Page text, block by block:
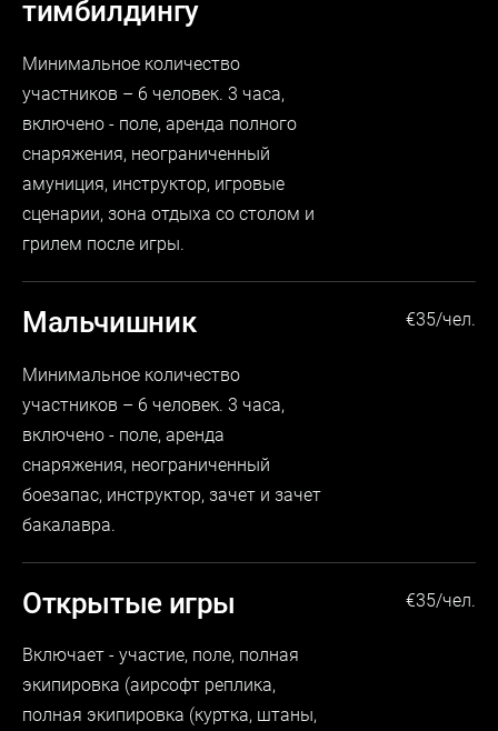
тимбилдингу
Минимальное количество
участников – 6 человек. 3 часа,
включено - поле, аренда полного
снаряжения, неограниченный
амуниция, инструктор, игровые
сценарии, зона отдыха со столом и
грилем после игры.
Мальчишник
Минимальное количество
участников – 6 человек. 3 часа,
включено - поле, аренда
снаряжения, неограниченный
боезапас, инструктор, зачет и зачет
бакалавра.
€35/чел.
Открытые игры
Включает - участие, поле, полная
экипировка (аирсофт реплика,
полная экипировка (куртка, штаны,
€35/чел.